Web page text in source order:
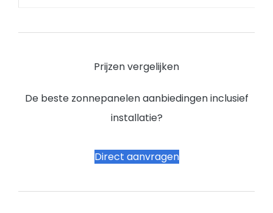
Prijzen vergelijken
De beste zonnepanelen aanbiedingen inclusief
installatie?
Direct aanvragen